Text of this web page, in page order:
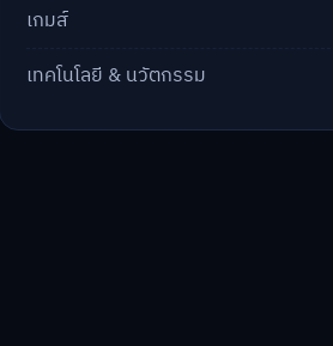
เกมส์
เทคโนโลยี & นวัตกรรม